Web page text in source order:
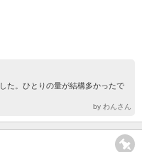
た。ひとりの量が結構多かったで
by わんさん